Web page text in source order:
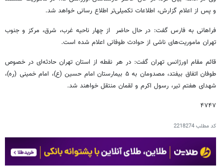
و پس از اعلام گزارش، اطلاعات تکمیلی‌تر اطلاع رسانی خواهد شد.
فراهانی به فارس گفت: در حال حاضر از چهار ناحیه غرب، شرق، مرکز و جنوب
تهران ماموریت‌های ناشی از حوادث طوفانی اعلام شده است.
قائم مقام اورژانس تهران گفت: در هر نقطه از استان تهران حادثه‌ای در خصوص
طوفان اتفاق بیفتد، مصدومان به ۵ بیمارستان امام حسین (ع)، امام خمینی (ره)،
شهدای هفتم تیر، رسول اکرم و لقمان منتقل خواهند شد.
۴۷۴۷
کد مطلب2218274